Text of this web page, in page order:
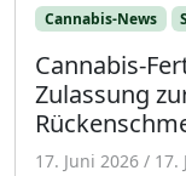
Cannabis-News
Cannabis-
Zulassung
17. Juni 2026 / 17.